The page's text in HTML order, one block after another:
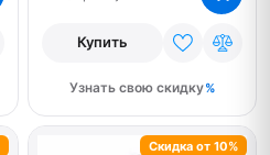
Купить
Узнать свою скидку
Скидка от 10%